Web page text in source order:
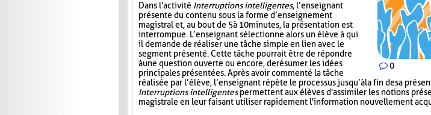
0
Dans l'activité Interruptions intelligentes, l’enseignant
présente du contenu sous la forme d’enseignement
magistral et, au bout de 5 à 10 minutes, la présentation est
interrompue. L’enseignant sélectionne alors un élève à qui
il demande de réaliser une tâche simple en lien avec le
segment présenté. Cette tâche pourrait être de répondre
à une question ouverte ou encore, de résumer les idées
principales présentées. Après avoir commenté la tâche
réalisée par l’élève, l’enseignant répète le processus jusqu’à la fin de sa
Interruptions intelligentespermettent aux élèves d'assimiler les notions
magistrale en leur faisant utiliser rapidement l'information nouvellement